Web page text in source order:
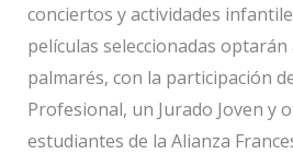
conciertos y actividades
películas seleccionadas
palmarés, con la participación
Profesional, un Jurado Joven y
estudiantes de la Alianza